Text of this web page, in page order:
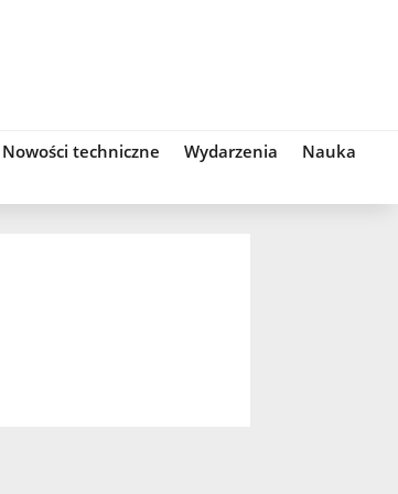
Nowości techniczne Wydarzenia
Nauka